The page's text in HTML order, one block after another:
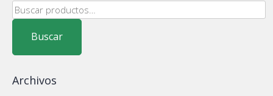
Buscar
por:
Buscar
Archivos